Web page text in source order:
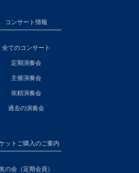
コンサート情報
全てのコンサート
定期演奏会
主催演奏会
依頼演奏会
過去の演奏会
ットご購入のご案内
の会（定期会員）